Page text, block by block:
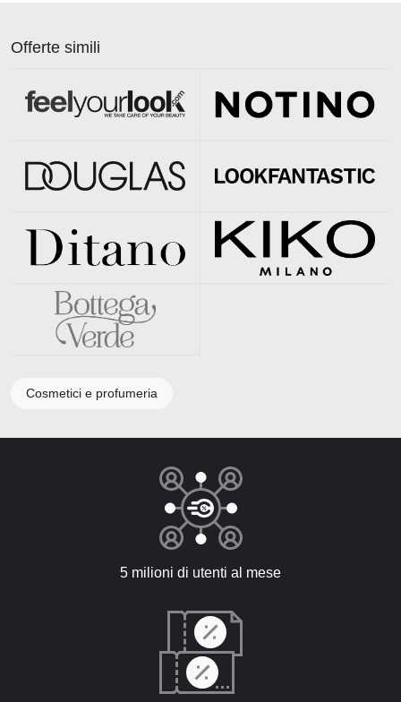
Offerte simili
Cosmetici e profumeria
5 milioni di utenti al mese